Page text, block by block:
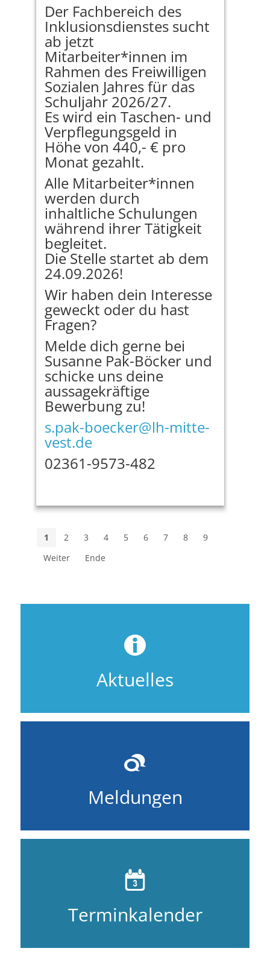
Der Fachbereich des
Inklusionsdienstes sucht
ab jetzt
Mitarbeiter*innen im
Rahmen des Freiwilligen
Sozialen Jahres für das
Schuljahr 2026/27.
Es wird ein Taschen- und
Verpflegungsgeld in
Höhe von 440,- € pro
Monat gezahlt.
Alle Mitarbeiter*innen
werden durch
inhaltliche Schulungen
während ihrer Tätigkeit
begleitet.
Die Stelle startet ab dem
24.09.2026!
Wir haben dein Interesse
geweckt oder du hast
Fragen?
Melde dich gerne bei
Susanne Pak-Böcker und
schicke uns deine
aussagekräftige
Bewerbung zu!
s.pak-boecker@lh-mitte-
vest.de
02361-9573-482
1 2 3 4 5 6 7 8
9
Weiter
Ende
Aktuelles
Meldungen
Terminkalender